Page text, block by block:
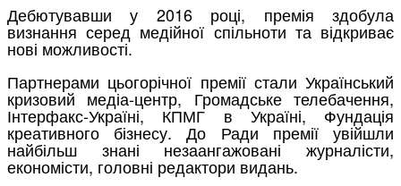
Дебютувавши у 2016 році, премія здобула
визнання серед медійної спільноти та відкриває
нові можливості.
Партнерами цьогорічної премії стали Український
кризовий медіа-центр, Громадське телебачення,
Інтерфакс-Україні, КПМГ в Україні, Фундація
креативного бізнесу. До Ради премії увійшли
найбільш знані незаангажовані журналісти,
економісти, головні редактори видань.